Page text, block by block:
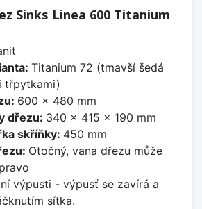
Sinks Linea 600 Titanium
Titanium 72 (tmavší šedá
třpytkami)
600 x 480 mm
dřezu: 340 x 415 x 190 mm
skříňky: 450 mm
Otočný, vana dřezu může
výpusti - výpusť se zavírá a
sítka.